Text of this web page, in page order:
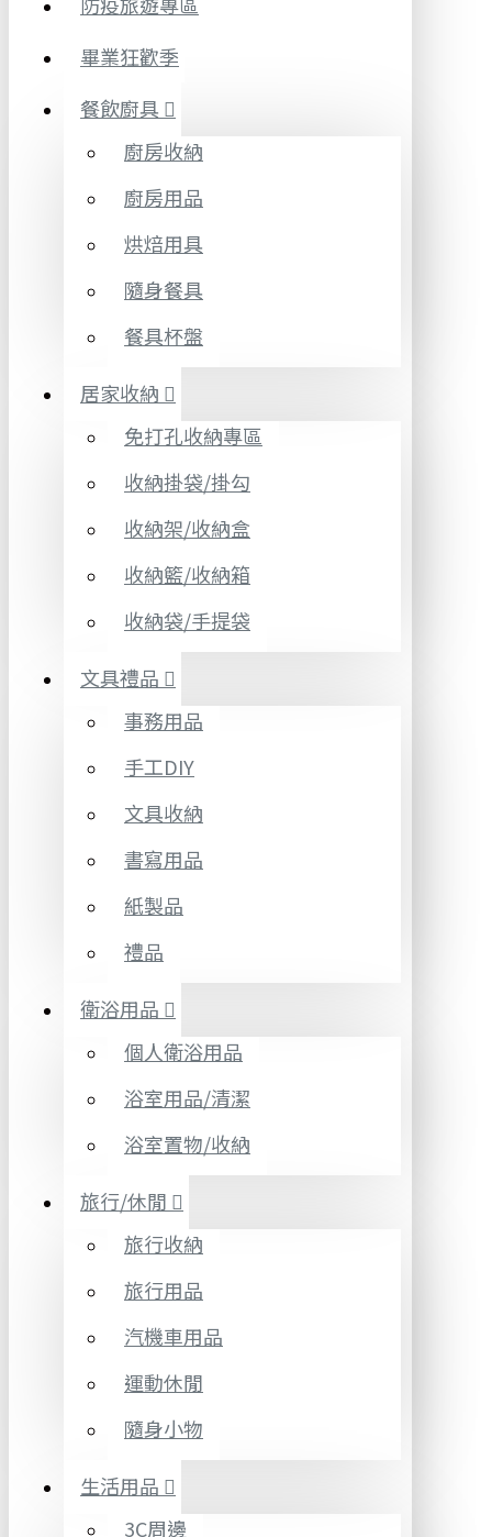
畢業狂歡季
餐飲廚具
廚房收納
廚房用品
烘焙用具
隨身餐具
餐具杯盤
居家收納
免打孔收納專區
收納掛袋/掛勾
收納架/收納盒
收納籃/收納箱
收納袋/手提袋
文具禮品
事務用品
手工DIY
文具收納
書寫用品
紙製品
禮品
衛浴用品
個人衛浴用品
浴室用品/清潔
浴室置物/收納
旅行/休閒
旅行收納
旅行用品
汽機車用品
運動休閒
隨身小物
生活用品
3C周邊